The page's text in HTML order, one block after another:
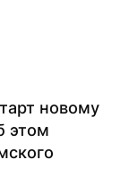
новому
этом